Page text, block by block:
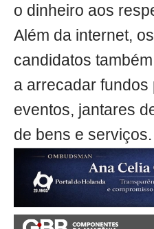
o dinheiro aos
Além da internet,
candidatos
a arrecadar fundos
eventos, jantares
de bens e serviços.